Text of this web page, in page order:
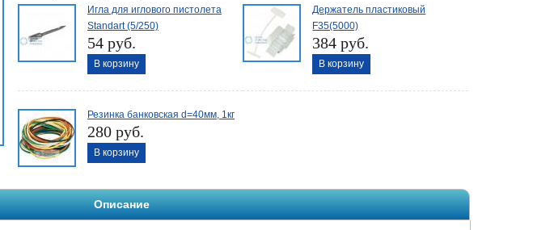
Игла для иглового пистолета
Standart (5/250)
54 руб.
В корзину
Держатель пластиковый
F35(5000)
384 руб.
В корзину
Резинка банковская d=40мм, 1кг
280 руб.
В корзину
Описание